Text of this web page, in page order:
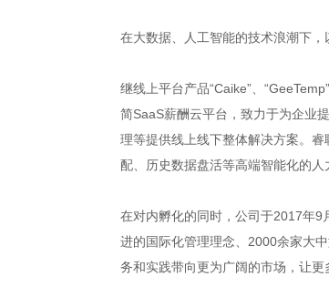
在大数据、人工智能的技术浪潮下
继线上平台产品“Caike”、
简SaaS薪酬云平台，致力于为企业
理等提供线上线下整体解决方案。
配、历史数据盘活等高端智能化的人
在对内孵化的同时，公司于2017年
进的国际化管理理念、2000余家大
务和实践带向更为广阔的市场，让更